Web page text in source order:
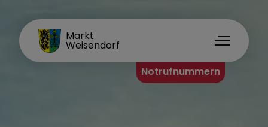
Markt
Weisendorf
FAMILIENORT
Notrufnummern